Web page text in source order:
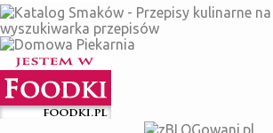
termoobiegiem.